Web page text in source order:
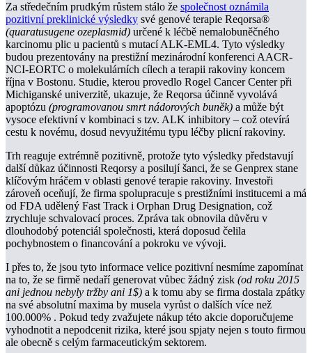
Za středečním prudkým růstem stálo že společnost oznámila
pozitivní preklinické výsledky své genové terapie Reqorsa®
(quaratusugene ozeplasmid) určené k léčbě nemalobuněčného
karcinomu plic u pacientů s mutací ALK-EML4. Tyto výsledky
budou prezentovány na prestižní mezinárodní konferenci AACR-
NCI-EORTC o molekulárních cílech a terapii rakoviny koncem
října v Bostonu. Studie, kterou provedlo Rogel Cancer Center při
Michiganské univerzitě, ukazuje, že Reqorsa účinně vyvolává
apoptózu (programovanou smrt nádorových buněk) a může být
vysoce efektivní v kombinaci s tzv. ALK inhibitory – což otevírá
cestu k novému, dosud nevyužitému typu léčby plicní rakoviny.
Trh reaguje extrémně pozitivně, protože tyto výsledky představují
další důkaz účinnosti Reqorsy a posilují šanci, že se Genprex stane
klíčovým hráčem v oblasti genové terapie rakoviny. Investoři
zároveň oceňují, že firma spolupracuje s prestižními institucemi a má
od FDA udělený Fast Track i Orphan Drug Designation, což
zrychluje schvalovací proces. Zpráva tak obnovila důvěru v
dlouhodobý potenciál společnosti, která doposud čelila
pochybnostem o financování a pokroku ve vývoji.
I přes to, že jsou tyto informace velice pozitivní nesmíme zapomínat
na to, že se firmě nedaří generovat vůbec žádný zisk (od roku 2015
ani jednou nebyly tržby ani 1$) a k tomu aby se firma dostala zpátky
na své absolutní maxima by musela vyrůst o dalších více než
100.000% . Pokud tedy zvažujete nákup této akcie doporučujeme
vyhodnotit a nepodcenit rizika, které jsou spjaty nejen s touto firmou
ale obecně s celým farmaceutickým sektorem.